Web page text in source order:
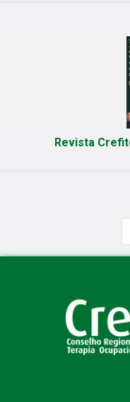
Revista